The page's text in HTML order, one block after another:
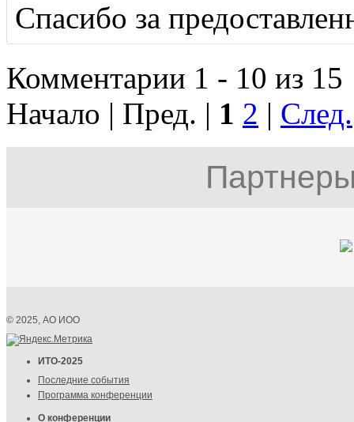
Спасибо за
Комментарии 1 - 10 из 15
Начало | Пред. | 1 2 | След.
© 2025, АО ИОО
ИТО-2025
Последние события
Программа конференции
О конференции